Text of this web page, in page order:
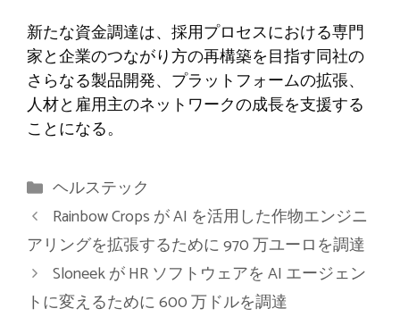
新たな資金調達は、採用プロセスにおける専門
家と企業のつながり方の再構築を目指す同社の
さらなる製品開発、プラットフォームの拡張、
人材と雇用主のネットワークの成長を支援する
ことになる。
カ
テ
ゴ
リ
ー
ヘルステック
Rainbow Crops が AI を活用した作物エンジニ
アリングを拡張するために 970 万ユーロを調達
Sloneek が HR ソフトウェアを AI エージェン
トに変えるために 600 万ドルを調達